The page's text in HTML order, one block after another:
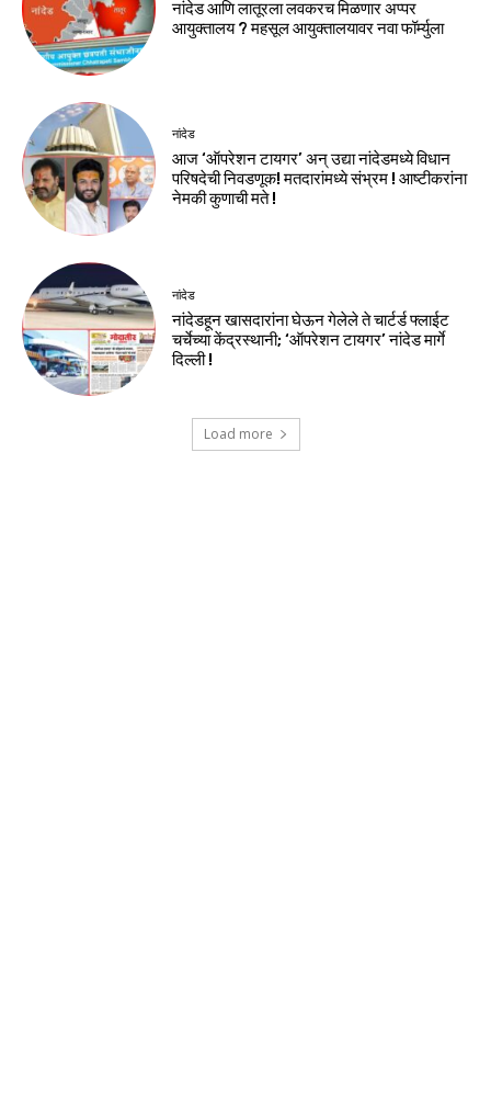
नांदेड आणि लातूरला लवकरच मिळणार अप्पर
आयुक्तालय ? महसूल आयुक्तालयावर नवा फॉर्म्युला
नांदेड
आज ‘ऑपरेशन टायगर’ अन् उद्या नांदेडमध्ये विधान
परिषदेची निवडणूक! मतदारांमध्ये संभ्रम ! आष्टीकरांना
नेमकी कुणाची मते !
नांदेड
नांदेडहून खासदारांना घेऊन गेलेले ते चार्टर्ड फ्लाईट
चर्चेच्या केंद्रस्थानी; ‘ऑपरेशन टायगर’ नांदेड मार्गे
दिल्ली !
Load more